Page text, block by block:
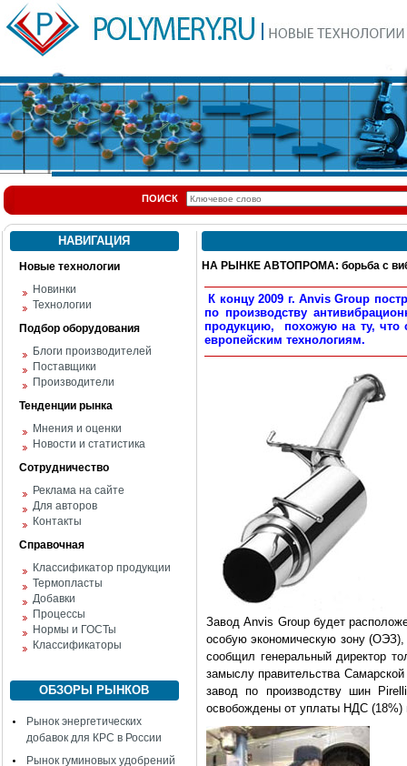
ПОИСК
НАВИГАЦИЯ
Новые технологии
Новинки
Технологии
Подбор оборудования
Блоги производителей
Поставщики
Производители
Тенденции рынка
Мнения и оценки
Новости и статистика
Сотрудничество
Реклама на сайте
Для авторов
Контакты
Справочная
Классификатор продукции
Термопласты
Добавки
Процессы
Нормы и ГОСТы
Классификаторы
ОБЗОРЫ РЫНКОВ
Рынок энергетических
добавок для КРС в России
Рынок гуминовых удобрений
НА РЫНКЕ АВТОПРОМА: борьба с
К концу 2009 г. Anvis Group
по производству
продукцию, похожую на ту, что
европейским технологиям.
Завод Anvis Group будет
особую экономическую зону (ОЭЗ),
сообщил генеральный директор
замыслу правительства
завод по производству шин
освобождены от уплаты НДС